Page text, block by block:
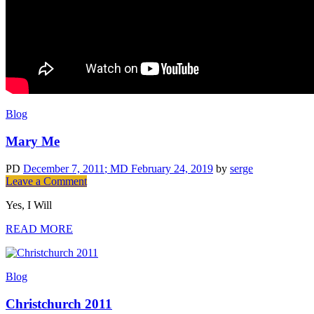
Blog
Mary Me
PD December 7, 2011 ; MD February 24, 2019 by serge
Leave a Commenton
Yes, I Will
READ MORE
Blog
Christchurch 2011